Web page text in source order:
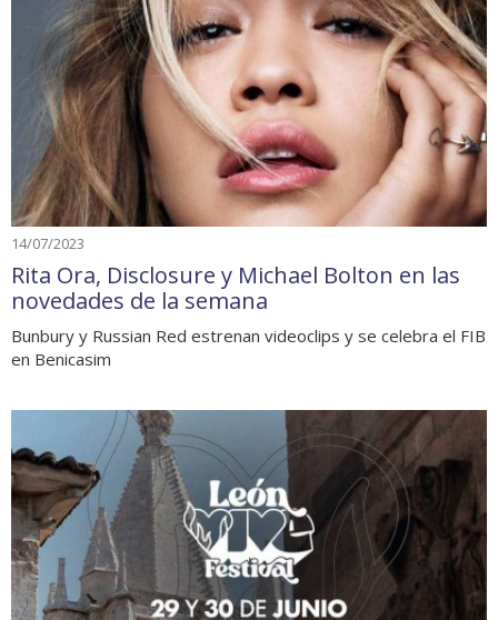
14/07/2023
Rita Ora, Disclosure y Michael Bolton en las
novedades de la semana
Bunbury y Russian Red estrenan videoclips y se celebra el FIB
en Benicasim